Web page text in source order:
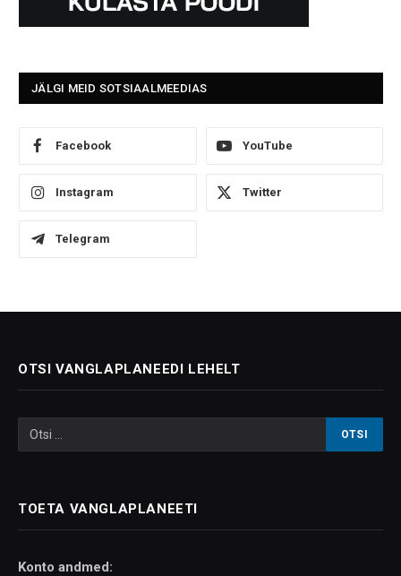
JÄLGI MEID SOTSIAALMEEDIAS
Facebook YouTube
Instagram Twitter
Telegram
OTSI VANGLAPLANEEDI LEHELT
TOETA VANGLAPLANEETI
Konto andmed: